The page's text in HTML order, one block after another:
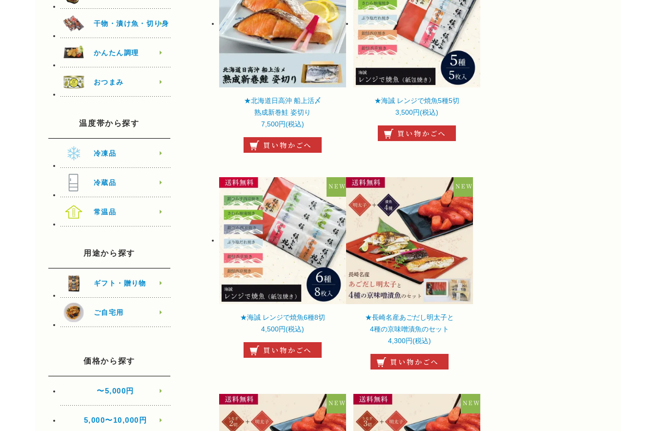
干物・漬け魚・切り身
かんたん調理
おつまみ
温度帯から探す
冷凍品
冷蔵品
常温品
用途から探す
ギフト・贈り物
ご自宅用
価格から探す
〜5,000円
5,000〜10,000円
★北海道日高沖 船上活〆
熟成新巻鮭 姿切り
7,500円(税込)
★海誠 レンジで焼魚5種5切
3,500円(税込)
★海誠 レンジで焼魚6種8切
4,500円(税込)
★長崎名産あごだし明太子と
4種の京味噌漬魚のセット
4,300円(税込)